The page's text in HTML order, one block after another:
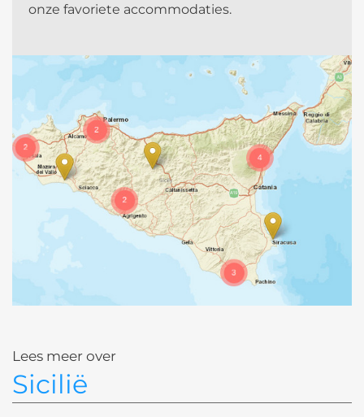
onze favoriete accommodaties.
Lees meer over
Sicilië